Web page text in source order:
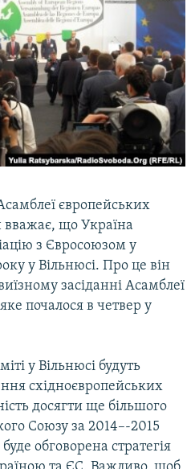
європейських
вважає, що Україна
з Євросоюзом у
у Вільнюсі. Про це він
засіданні Асамблеї
почалося в четвер у
у Вільнюсі будуть
східноєвропейських
досягти ще більшого
Союзу за 2014–-2015
обговорена стратегія